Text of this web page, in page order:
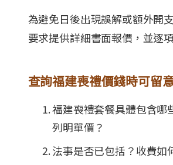
為避免日後出現誤解或額外開
要求提供詳細書面報價，並逐
查詢福建喪禮價錢時可留
福建喪禮套餐具體包含哪
列明單價？
法事是否已包括？收費如